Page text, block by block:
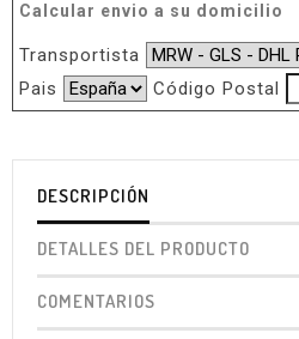
Calcular envio a su domicilio
Transportista
Pais
Código Postal
DESCRIPCIÓN
DETALLES DEL PRODUCTO
COMENTARIOS